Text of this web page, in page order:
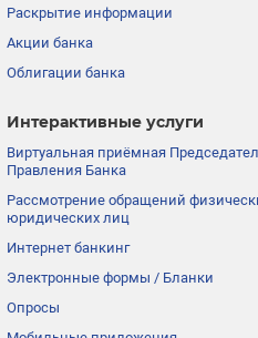
Раскрытие информации
Акции банка
Облигации банка
Интерактивные услуги
Виртуальная приёмная
Правления Банка
Рассмотрение обращений
юридических лиц
Интернет банкинг
Электронные формы / Бланки
Опросы